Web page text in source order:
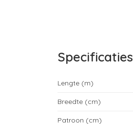
Specificaties
Lengte (m)
Breedte (cm)
Patroon (cm)